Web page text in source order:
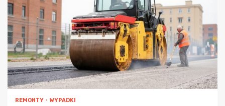
REMONTY WYPADKI